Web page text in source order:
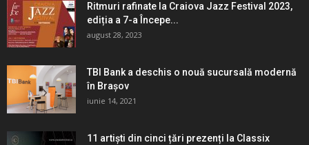
Ritmuri rafinate la Craiova Jazz Festival 2023,
ediția a 7-a Începe...
august 28, 2023
TBI Bank a deschis o nouă sucursală modernă
în Brașov
iunie 14, 2021
11 artiști din cinci țări prezenți la Classix